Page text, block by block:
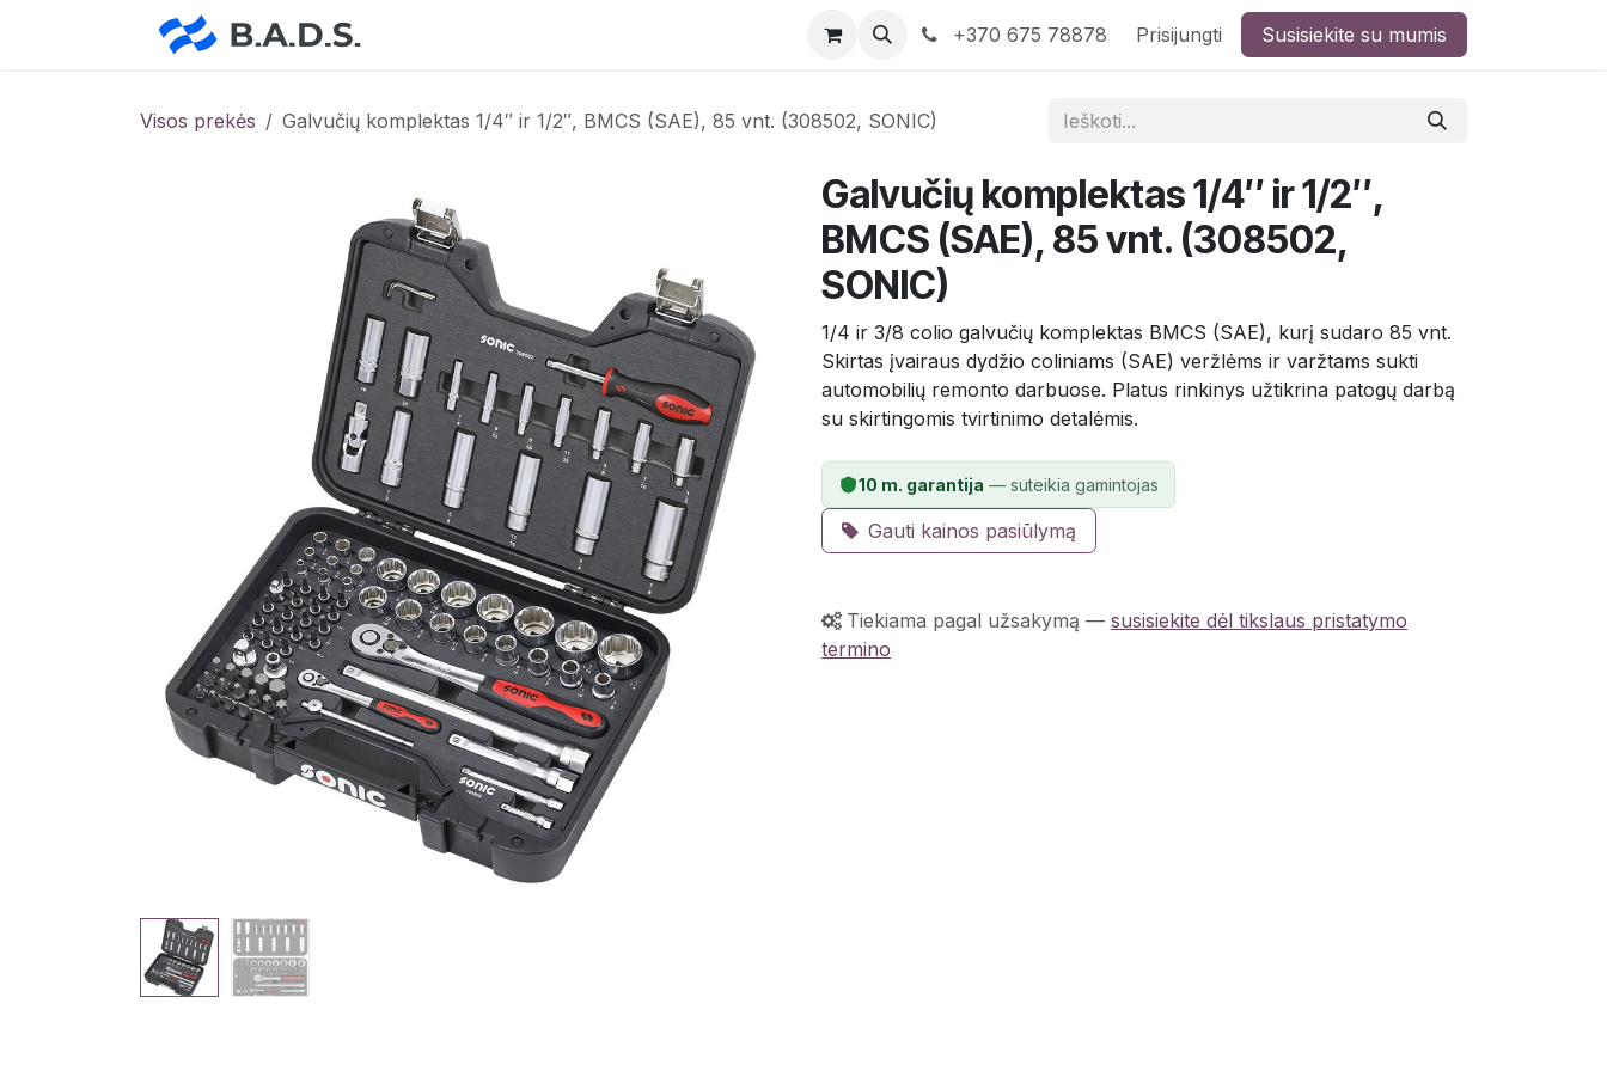
+370 675 78878 Prisijungti Susisiekite su mumis
Visos prekės Galvučių komplektas 1/4″ ir 1/2″, BMCS (SAE), 85 vnt. (308502, SONIC)
Galvučių komplektas 1/4″ ir 1/2″,
BMCS (SAE), 85 vnt. (308502,
SONIC)
1/4 ir 3/8 colio galvučių komplektas BMCS (SAE), kurį sudaro 85 vnt.
Skirtas įvairaus dydžio coliniams (SAE) veržlėms ir varžtams sukti
automobilių remonto darbuose. Platus rinkinys užtikrina patogų darbą
su skirtingomis tvirtinimo detalėmis.
10 m. garantija — suteikia gamintojas
Gauti kainos pasiūlymą
Tiekiama pagal užsakymą — susisiekite dėl tikslaus pristatymo
termino